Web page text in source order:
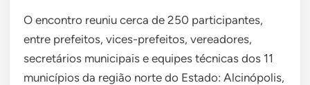
O encontro reuniu cerca de 250 participantes,
entre prefeitos, vices-prefeitos, vereadores,
secretários municipais e equipes técnicas dos 11
municípios da região norte do Estado: Alcinópolis,